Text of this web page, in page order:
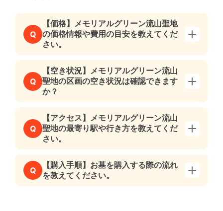
Q
【価格】メモリアルグリーン流山聖地
の価格情報や費用の目安を教えてくだ
さい。
Q
【空き状況】メモリアルグリーン流山
聖地の区画の空き状況は確認できます
か？
Q
【アクセス】メモリアルグリーン流山
聖地の最寄り駅や行き方を教えてくだ
さい。
Q
【購入手順】お墓を購入する際の流れ
を教えてください。